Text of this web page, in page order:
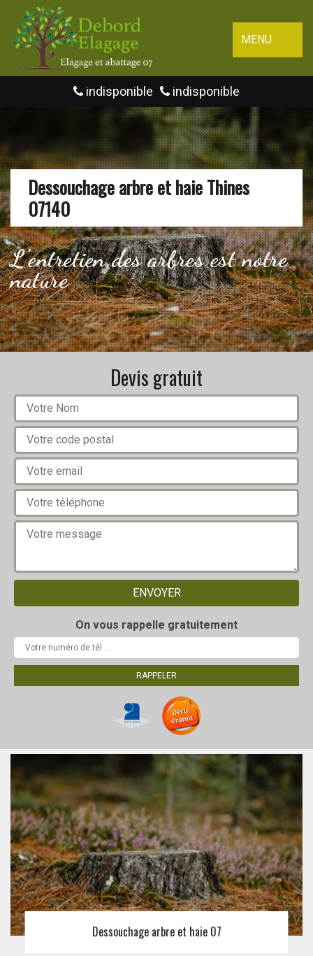
MENU
indisponible indisponible
Dessouchage arbre et haie Thines
07140
L'entretien des arbres est notre
nature
Devis gratuit
On vous rappelle gratuitement
Dessouchage arbre et haie 07